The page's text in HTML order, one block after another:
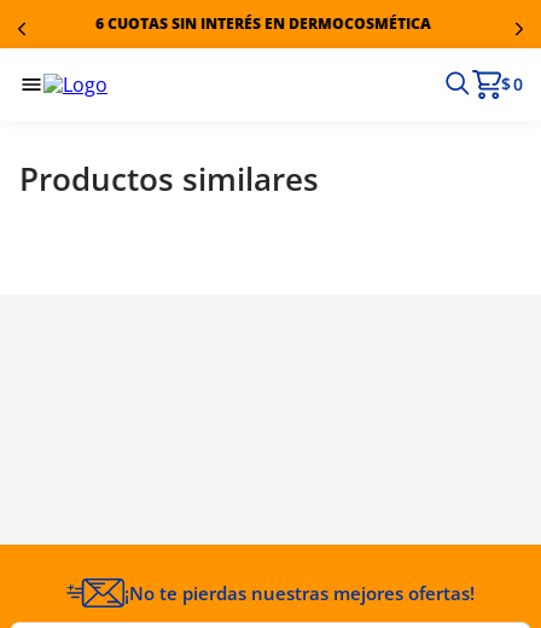
6 CUOTAS SIN INTERÉS EN DERMOCOSMÉTICA
$ 0
Productos similares
¡No te pierdas nuestras mejores ofertas!